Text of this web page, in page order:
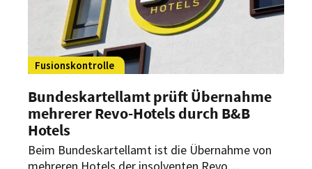
Fusionskontrolle
Bundeskartellamt prüft Übernahme
mehrerer Revo-Hotels durch B&B
Hotels
Beim Bundeskartellamt ist die Übernahme von
mehreren Hotels der insolventen Revo